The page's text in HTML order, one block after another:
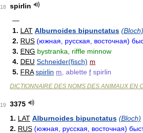
18
spirlin
—
1. LAT Alburnoides bipunctatus (Bloch)
2. RUS (южная, русская, восточная)
3. ENG bystranka, riffle minnow
4. DEU Schneider(fisch) m
5. FRA spirlin m , ablette f spirlin
DICTIONNAIRE DES NOMS DES ANIMAUX EN
19
3375
1. LAT Alburnoides bipunctatus (Bloch)
2. RUS (южная, русская, восточная)